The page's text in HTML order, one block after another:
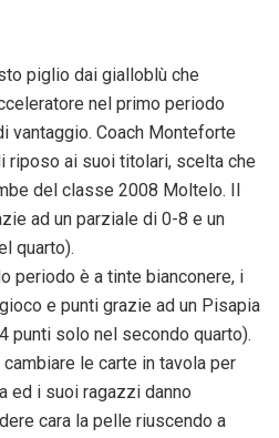
piglio dai gialloblù che
nel primo periodo
vantaggio. Coach Monteforte
riposo ai suoi titolari, scelta che
del classe 2008 Moltelo. Il
ad un parziale di 0-8 e un
quarto).
periodo è a tinte bianconere, i
e punti grazie ad un Pisapia
punti solo nel secondo quarto).
le carte in tavola per
ed i suoi ragazzi danno
cara la pelle riuscendo a